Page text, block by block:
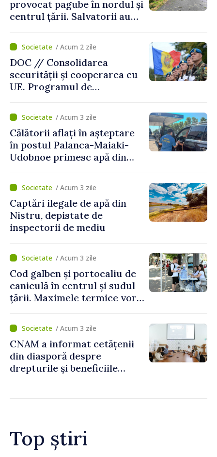
provocat pagube în nordul și
centrul țării. Salvatorii au
/ Acum 2 zile
DOC // Consolidarea
securității și cooperarea cu
UE. Programul de
Naționale de Apărare pentru
perioada 2024–2034,
publicat în Monitorul Oficial
/ Acum 3 zile
Călătorii aflați în așteptare
în postul Palanca-Maiaki-
Udobnoe primesc apă din
și a polițiștilor de frontieră
/ Acum 3 zile
Captări ilegale de apă din
Nistru, depistate de
inspectorii de mediu
/ Acum 3 zile
Cod galben și portocaliu de
caniculă în centrul și sudul
țării. Maximele termice vor
/ Acum 3 zile
CNAM a informat cetățenii
din diasporă despre
drepturile și beneficiile
Top știri